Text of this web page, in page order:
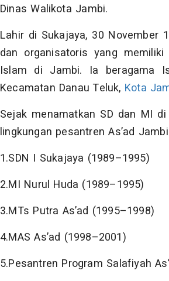
Dinas Walikota Jambi.
Lahir di Sukajaya, 30 November
dan organisatoris yang
Islam di Jambi. Ia beragama
Kecamatan Danau Teluk, Kota
Sejak menamatkan SD dan MI
lingkungan pesantren As’ad
1.SDN I Sukajaya (1989–1995)
2.MI Nurul Huda (1989–1995)
3.MTs Putra As’ad (1995–1998)
4.MAS As’ad (1998–2001)
5.Pesantren Program Salafiyah